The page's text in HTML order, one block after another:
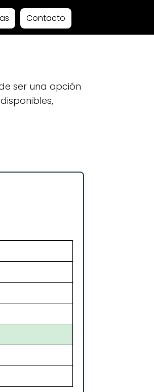
Contacto
ser una opción